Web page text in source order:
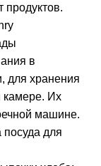
продуктов.
в
для хранения
камере. Их
машине.
для